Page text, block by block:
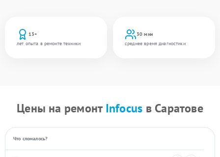
13+
лет опыта в ремонте техники
30 мин
среднее время диагностики
Цены на ремонт Infocus в Саратове
Что сломалось?